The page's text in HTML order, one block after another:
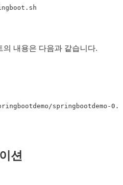
의 내용은 다음과 같습니다.
션